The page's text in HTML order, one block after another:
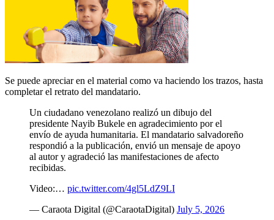
Se puede apreciar en el material como va haciendo los trazos, hasta
completar el retrato del mandatario.
Un ciudadano venezolano realizó un dibujo del
presidente Nayib Bukele en agradecimiento por el
envío de ayuda humanitaria. El mandatario salvadoreño
respondió a la publicación, envió un mensaje de apoyo
al autor y agradeció las manifestaciones de afecto
recibidas.
Video:… pic.twitter.com/4gl5LdZ9LI
— Caraota Digital (@CaraotaDigital) July 5, 2026